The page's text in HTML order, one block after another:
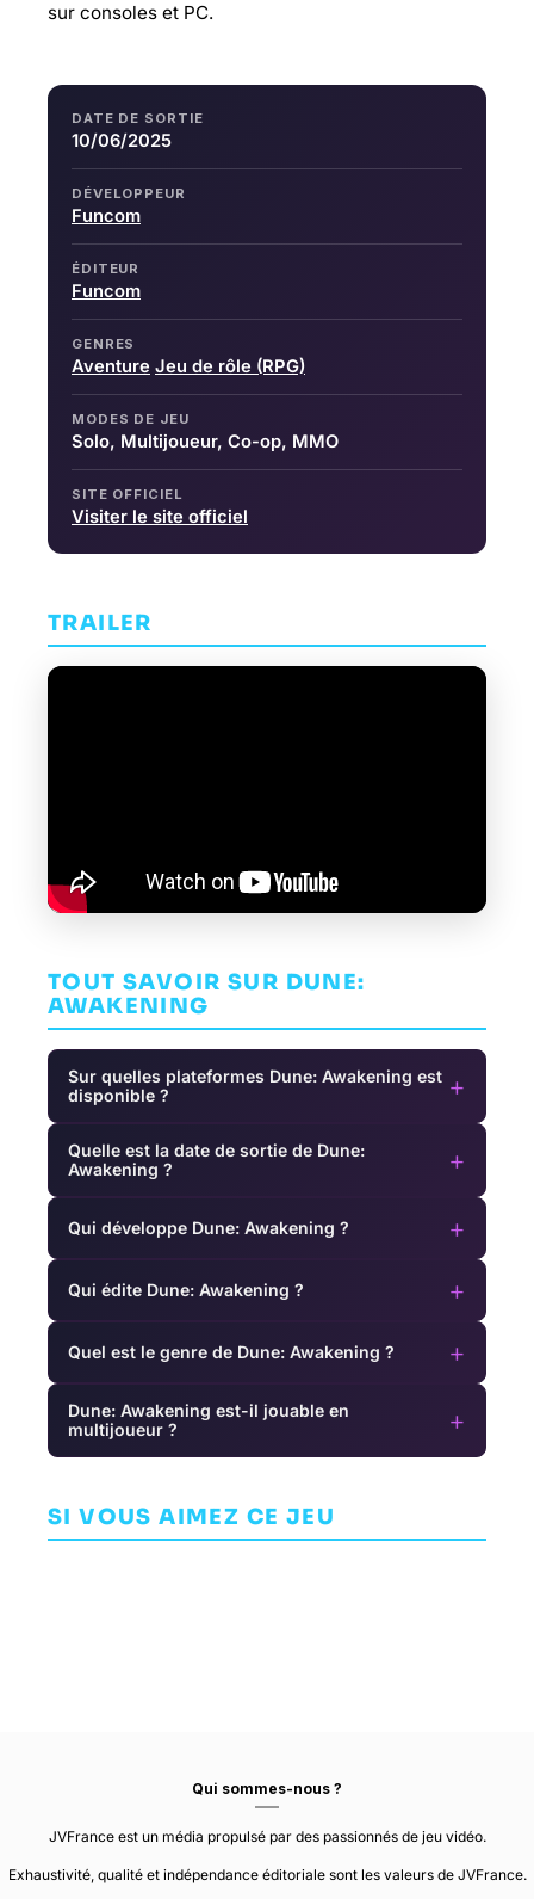
sur consoles et PC.
DATE DE SORTIE
10/06/2025
DÉVELOPPEUR
Funcom
ÉDITEUR
Funcom
GENRES
Aventure Jeu de rôle (RPG)
MODES DE JEU
Solo, Multijoueur, Co-op, MMO
SITE OFFICIEL
Visiter le site officiel
TRAILER
TOUT SAVOIR SUR DUNE:
AWAKENING
Sur quelles plateformes Dune: Awakening est
disponible ?
+
Quelle est la date de sortie de Dune:
Awakening ?
+
Qui développe Dune: Awakening ? +
Qui édite Dune: Awakening ? +
Quel est le genre de Dune: Awakening ? +
Dune: Awakening est-il jouable en
multijoueur ?
+
SI VOUS AIMEZ CE JEU
Close to the
STORM IN A
Five Nights at
Mimic
STEEL WOOL
Qui sommes-nous ?
JVFrance est un média propulsé par des passionnés de jeu vidéo.
Exhaustivité, qualité et indépendance éditoriale sont les valeurs de JVFrance.